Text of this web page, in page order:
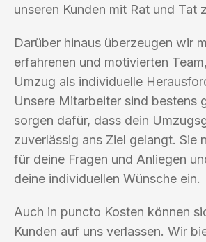
unseren Kunden mit Rat und Tat
Darüber hinaus überzeugen wir
erfahrenen und motivierten
Umzug als individuelle
Unsere Mitarbeiter sind bestens
sorgen dafür, dass dein
zuverlässig ans Ziel gelangt. Sie
für deine Fragen und Anliegen
deine individuellen Wünsche ein.
Auch in puncto Kosten können
Kunden auf uns verlassen. Wir